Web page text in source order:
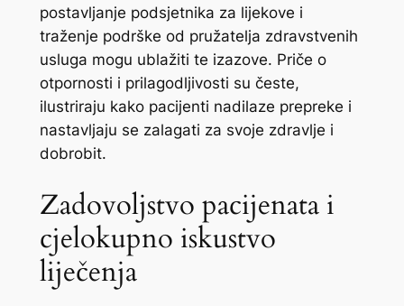
postavljanje podsjetnika za lijekove i
traženje podrške od pružatelja zdravstvenih
usluga mogu ublažiti te izazove. Priče o
otpornosti i prilagodljivosti su česte,
ilustriraju kako pacijenti nadilaze prepreke i
nastavljaju se zalagati za svoje zdravlje i
dobrobit.
Zadovoljstvo pacijenata i
cjelokupno iskustvo
liječenja